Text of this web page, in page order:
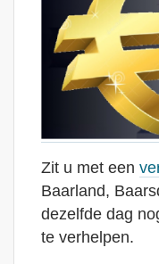
Zit u met een
Baarland,
dezelfde dag
te verhelpen.